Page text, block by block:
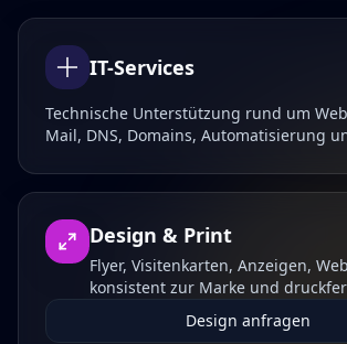
IT-Services
Technische Unterstützung rund um
Mail, DNS, Domains, Automatisierung
Design & Print
Flyer, Visitenkarten, Anzeigen,
konsistent zur Marke und
Design anfragen